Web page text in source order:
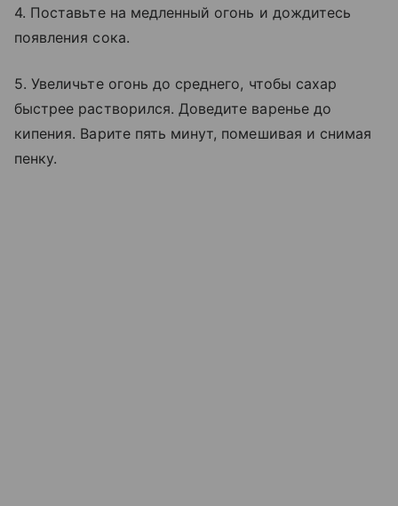
4. Поставьте на медленный огонь и дождитесь
появления сока.
5. Увеличьте огонь до среднего, чтобы сахар
быстрее растворился. Доведите варенье до
кипения. Варите пять минут, помешивая и снимая
пенку.